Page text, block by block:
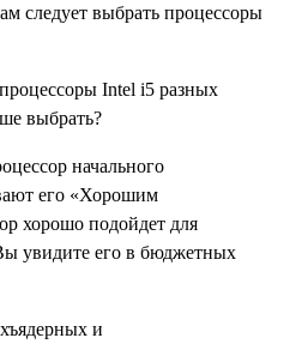
следует выбрать процессоры
Intel i5 разных
выбрать?
начального
его «Хорошим
хорошо подойдет для
увидите его в бюджетных
и